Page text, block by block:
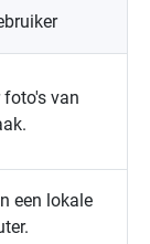
foto's van
een lokale